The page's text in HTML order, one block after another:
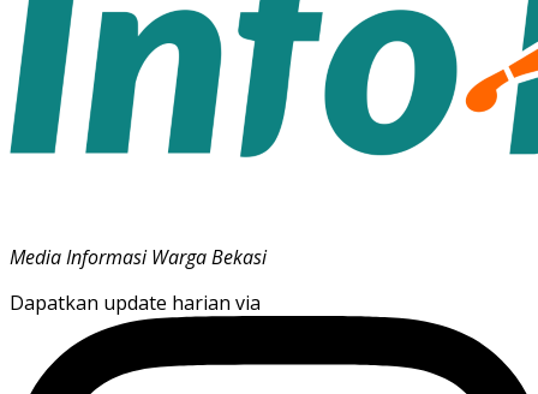
Media Informasi Warga Bekasi
Dapatkan update harian via